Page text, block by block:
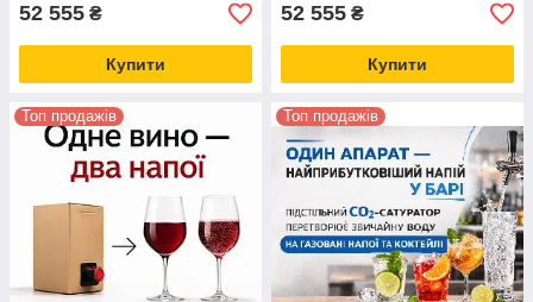
52 555 ₴
Купити
52 555 ₴
Купити
Топ продажів Топ продажів